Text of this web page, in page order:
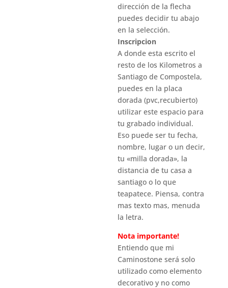
dirección de la flecha
puedes decidir tu abajo
en la selección.
Inscripcion
A donde esta escrito el
resto de los Kilometros a
Santiago de Compostela,
puedes en la placa
dorada (pvc,recubierto)
utilizar este espacio para
tu grabado individual.
Eso puede ser tu fecha,
nombre, lugar o un decir,
tu «milla dorada», la
distancia de tu casa a
santiago o lo que
teapatece. Piensa, contra
mas texto mas, menuda
la letra.
Nota importante!
Entiendo que mi
Caminostone será solo
utilizado como elemento
decorativo y no como